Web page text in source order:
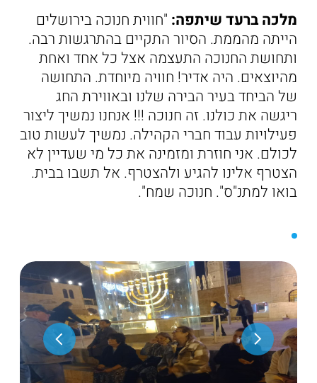
מלכה ברעד שיתפה: "חווית חנוכה בירושלים
הייתה מהממת. הסיור התקיים בהתרגשות רבה.
ותחושת החנוכה התעצמה אצל כל אחד ואחת
מהיוצאים. היה אדיר! חוויה מיוחדת. התחושה
של הביחד בעיר הבירה שלנו ובאווירת החג
ריגשה את כולנו. זה חנוכה !!! אנחנו נמשיך ליצור
פעילויות עבוד חברי הקהילה. נמשיך לעשות טוב
לכולם. אני חוזרת ומזמינה את כל מי שעדיין לא
הצטרף אלינו להגיע ולהצטרף. אל תשבו בבית.
בואו למתנ"ס". חנוכה שמח".